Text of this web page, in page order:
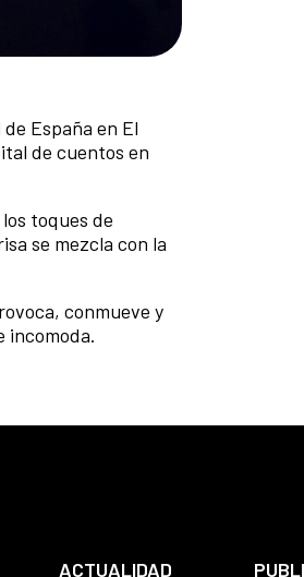
España en El
de cuentos en
toques de
se mezcla con la
conmueve y
incomoda.
ACTUALIDAD